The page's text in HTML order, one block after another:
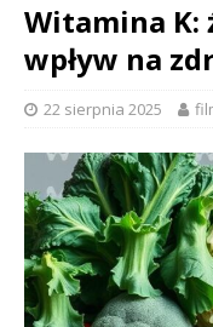
Witamina K:
wpływ na
22 sierpnia 2025